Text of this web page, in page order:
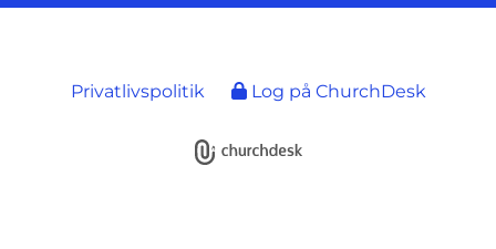
Privatlivspolitik Log på ChurchDesk